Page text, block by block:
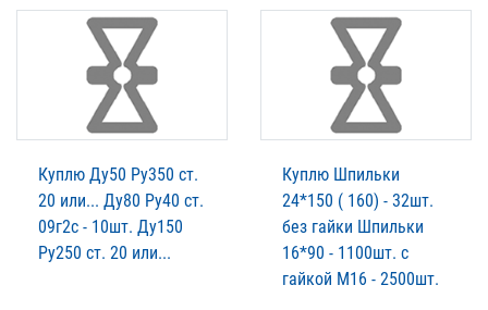
Куплю Ду50 Ру350 ст.
20 или... Ду80 Ру40 ст.
09г2с - 10шт. Ду150
Ру250 ст. 20 или...
Куплю Шпильки
24*150 ( 160) - 32шт.
без гайки Шпильки
16*90 - 1100шт. с
гайкой М16 - 2500шт.